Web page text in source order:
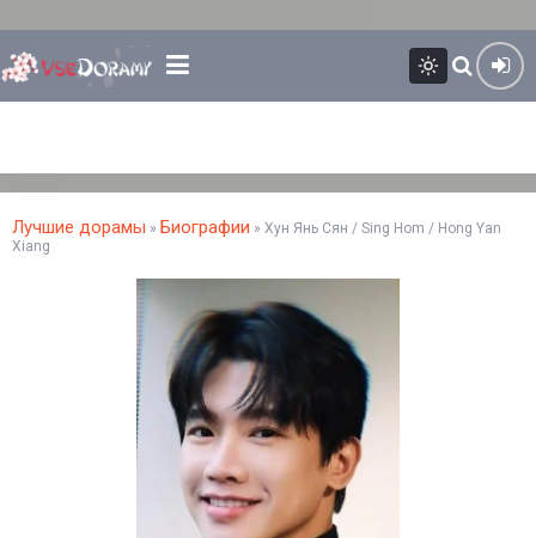
Лучшие дорамы » Биографии » Хун Янь Сян / Sing Hom / Hong Yan
Xiang